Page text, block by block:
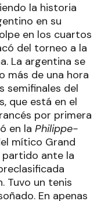
la historia
en su
en los cuartos
del torneo a la
La argentina se
más de una hora
semifinales del
que está en el
por primera
en la Philippe-
mítico Grand
partido ante la
Tuvo un tenis
En apenas